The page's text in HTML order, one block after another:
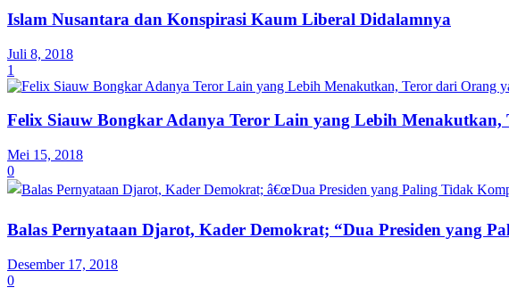
Islam Nusantara dan Konspirasi Kaum Liberal Didalamnya
Juli 8, 2018
1
Felix Siauw Bongkar Adanya Teror Lain yang Lebih
Mei 15, 2018
0
Balas Pernyataan Djarot, Kader Demokrat; “Dua Presiden yang
Desember 17, 2018
0